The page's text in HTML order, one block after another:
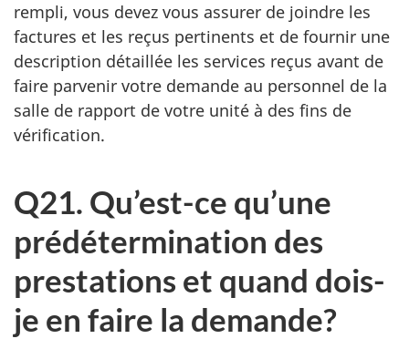
rempli, vous devez vous assurer de joindre les
factures et les reçus pertinents et de fournir une
description détaillée les services reçus avant de
faire parvenir votre demande au personnel de la
salle de rapport de votre unité à des fins de
vérification.
Q21. Qu’est-ce qu’une
prédétermination des
prestations et quand dois-
je en faire la demande?